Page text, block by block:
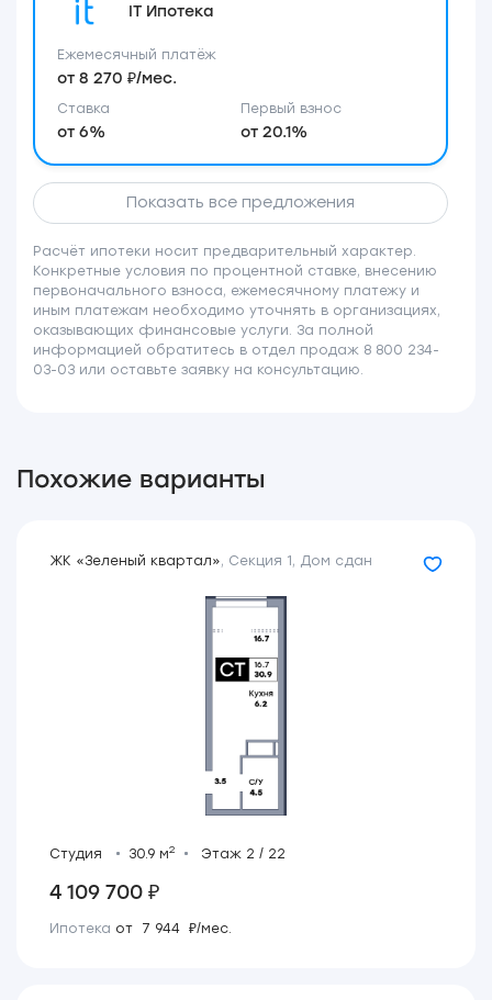
IT Ипотека
Ставка
от 6%
Первый взнос
от 20.1%
Ежемесячный платёж
от 8 270 ₽/мес.
Показать все предложения
Расчёт ипотеки носит предварительный характер.
Конкретные условия по процентной ставке, внесению
первоначального взноса, ежемесячному платежу и
иным платежам необходимо уточнять в организациях,
оказывающих финансовые услуги. За полной
информацией обратитесь в отдел продаж 8 800 234-
03-03 или оставьте заявку на консультацию.
Похожие варианты
ЖК «Зеленый квартал», Секция 1 , Дом сдан
Студия 30.9 м2 Этаж 2 / 22
4 109 700 ₽
Ипотека от 7 944 ₽/мес.